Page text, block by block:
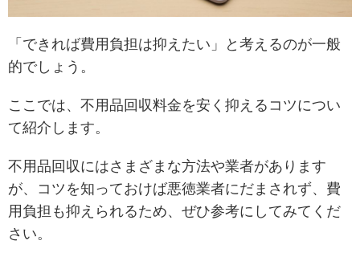
「できれば費用負担は抑えたい」と考えるのが一般
的でしょう。
ここでは、不用品回収料金を安く抑えるコツについ
て紹介します。
不用品回収にはさまざまな方法や業者があります
が、コツを知っておけば悪徳業者にだまされず、費
用負担も抑えられるため、ぜひ参考にしてみてくだ
さい。